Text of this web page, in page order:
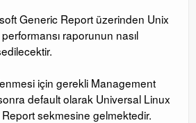
Generic Report üzerinden Unix
raporunun nasıl
için gerekli Management
default olarak Universal Linux
sekmesine gelmektedir.